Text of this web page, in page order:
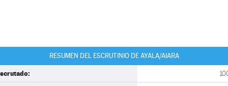
RESUMEN DEL ESCRUTINIO DE AYALA/AIARA